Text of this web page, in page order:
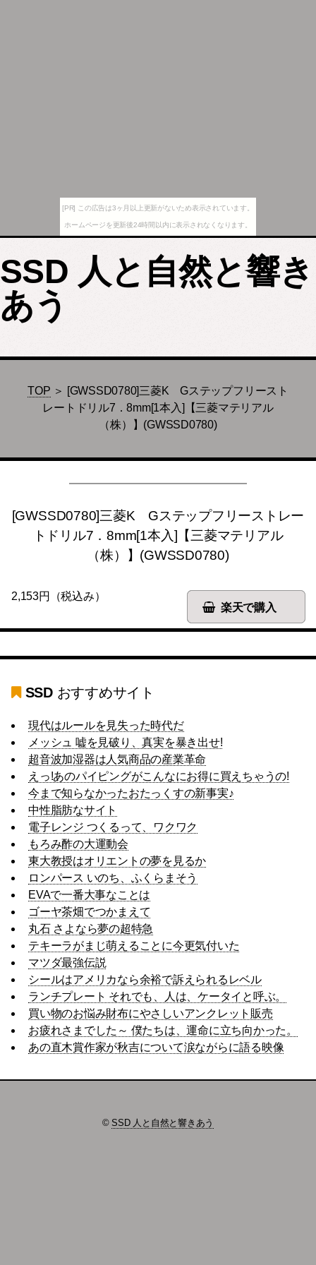
[PR] この広告は3ヶ月以上更新がないため表示されています。
ホームページを更新後24時間以内に表示されなくなります。
SSD 人と自然と響き
あう
TOP ＞ [GWSSD0780]三菱K Gステップフリースト
レートドリル7．8mm[1本入]【三菱マテリアル
（株）】(GWSSD0780)
[GWSSD0780]三菱K Gステップフリーストレー
トドリル7．8mm[1本入]【三菱マテリアル
（株）】(GWSSD0780)
楽天で購入
2,153円（税込み）
SSDおすすめサイト
現代はルールを見失った時代だ
メッシュ 嘘を見破り、真実を暴き出せ!
超音波加湿器は人気商品の産業革命
えっ!あのパイピングがこんなにお得に買えちゃうの!
今まで知らなかったおたっくすの新事実♪
中性脂肪なサイト
電子レンジ つくるって、ワクワク
もろみ酢の大運動会
東大教授はオリエントの夢を見るか
ロンパース いのち、ふくらまそう
EVAで一番大事なことは
ゴーヤ茶畑でつかまえて
丸石 さよなら夢の超特急
テキーラがまじ萌えることに今更気付いた
マツダ最強伝説
シールはアメリカなら余裕で訴えられるレベル
ランチプレート それでも、人は、ケータイと呼ぶ。
買い物のお悩み財布にやさしいアンクレット販売
お疲れさまでした～ 僕たちは、運命に立ち向かった。
あの直木賞作家が秋吉について涙ながらに語る映像
©SSD 人と自然と響きあう